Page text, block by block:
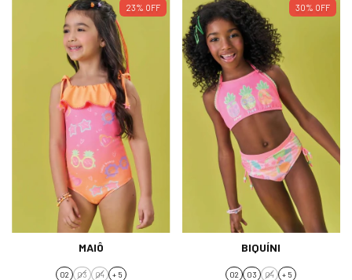
23% OFF
MAIÔ
02 03 04 + 5
30% OFF
BIQUÍNI
02 03 04 + 5